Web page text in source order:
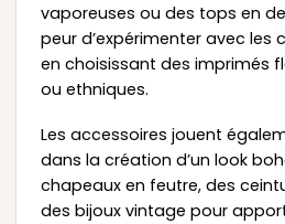
vaporeuses ou des tops en
peur d’expérimenter avec les
en choisissant des imprimés
ou ethniques.
Les accessoires jouent
dans la création d’un look
chapeaux en feutre, des
des bijoux vintage pour